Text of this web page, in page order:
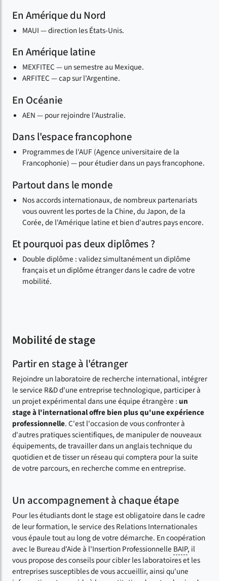
En Amérique du Nord
MAUI — direction les États-Unis.
En Amérique latine
MEXFITEC — un semestre au Mexique.
ARFITEC — cap sur l'Argentine.
En Océanie
AEN — pour rejoindre l'Australie.
Dans l'espace francophone
Programmes de l'AUF (Agence universitaire de la
Francophonie) — pour étudier dans un pays francophone.
Partout dans le monde
Nos accords internationaux, de nombreux partenariats
vous ouvrent les portes de la Chine, du Japon, de la
Corée, de l'Amérique latine et bien d'autres pays encore.
Et pourquoi pas deux diplômes ?
Double diplôme : validez simultanément un diplôme
français et un diplôme étranger dans le cadre de votre
mobilité.
Mobilité de stage
Partir en stage à l'étranger
Rejoindre un laboratoire de recherche international, intégrer
le service R&D d'une entreprise technologique, participer à
un projet expérimental dans une équipe étrangère : un
stage à l'international offre bien plus qu'une expérience
professionnelle. C'est l'occasion de vous confronter à
d'autres pratiques scientifiques, de manipuler de nouveaux
équipements, de travailler dans un anglais technique du
quotidien et de tisser un réseau qui comptera pour la suite
de votre parcours, en recherche comme en entreprise.
Un accompagnement à chaque étape
Pour les étudiants dont le stage est obligatoire dans le cadre
de leur formation, le service des Relations Internationales
vous épaule tout au long de votre démarche. En coopération
avec le Bureau d'Aide à l'Insertion Professionnelle BAIP, il
vous propose des conseils pour cibler les laboratoires et les
entreprises susceptibles de vous accueillir, ainsi qu'une